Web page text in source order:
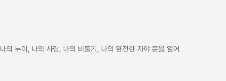
의 누이, 나의 사랑, 나의 비둘기, 나의 완전한 자야 문을 열어